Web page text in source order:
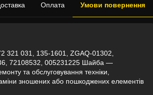
Оплата Умови повернення
321 031, 135-1601, ZGAQ-01302,
72108532, 005231225 Шайба —
та обслуговування техніки,
зношених або пошкоджених елементів